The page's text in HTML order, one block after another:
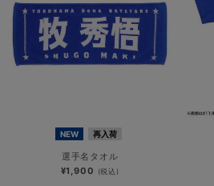
NEW 再入荷
選手名タオル
¥1,900 (税込)